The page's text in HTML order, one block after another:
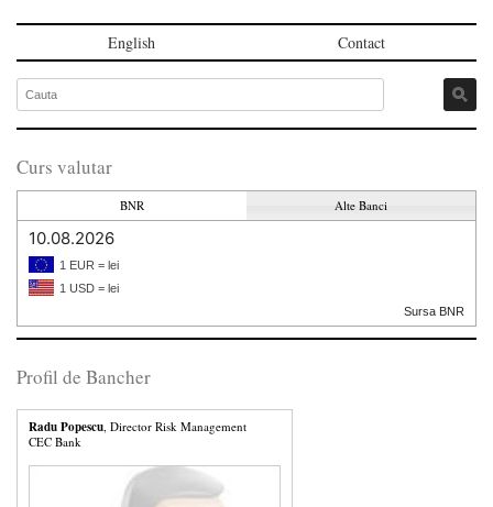
English Contact
Curs valutar
BNR Alte Banci
10.08.2026
1 EUR = lei
1 USD = lei
Sursa BNR
Profil de Bancher
Radu Popescu , Director Risk Management
CEC Bank